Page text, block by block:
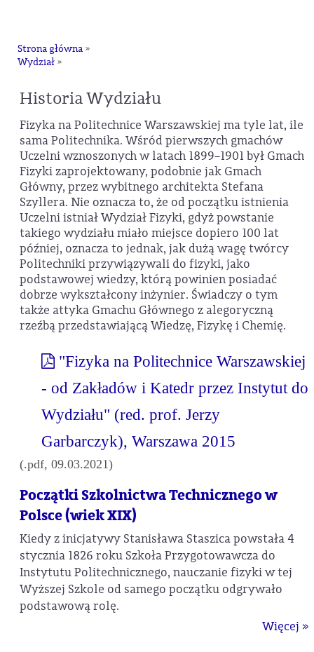
Strona główna »
Wydział »
Historia Wydziału
Fizyka na Politechnice Warszawskiej ma tyle lat, ile
sama Politechnika. Wśród pierwszych gmachów
Uczelni wznoszonych w latach 1899–1901 był Gmach
Fizyki zaprojektowany, podobnie jak Gmach
Główny, przez wybitnego architekta Stefana
Szyllera. Nie oznacza to, że od początku istnienia
Uczelni istniał Wydział Fizyki, gdyż powstanie
takiego wydziału miało miejsce dopiero 100 lat
później, oznacza to jednak, jak dużą wagę twórcy
Politechniki przywiązywali do fizyki, jako
podstawowej wiedzy, którą powinien posiadać
dobrze wykształcony inżynier. Świadczy o tym
także attyka Gmachu Głównego z alegoryczną
rzeźbą przedstawiającą Wiedzę, Fizykę i Chemię.
"Fizyka na Politechnice Warszawskiej
- od Zakładów i Katedr przez Instytut do
Wydziału" (red. prof. Jerzy
Garbarczyk), Warszawa 2015
(.pdf, 09.03.2021)
Początki Szkolnictwa Technicznego w
Polsce (wiek XIX)
Kiedy z inicjatywy Stanisława Staszica powstała 4
stycznia 1826 roku Szkoła Przygotowawcza do
Instytutu Politechnicznego, nauczanie fizyki w tej
Wyższej Szkole od samego początku odgrywało
podstawową rolę.
Więcej »